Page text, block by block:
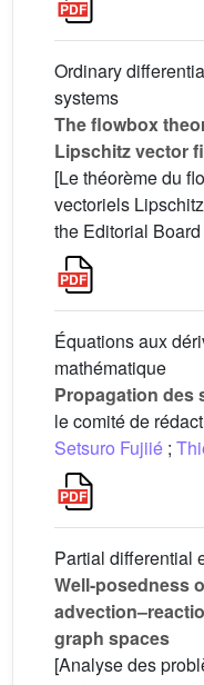
Ordinary
systems
The flowbox
Lipschitz vector
[Le théorème du
vectoriels
the Editorial Board
Équations aux
mathématique
Propagation des
le comité de
Setsuro Fujiié ;
Partial differential
Well-posedness
graph spaces
[Analyse des